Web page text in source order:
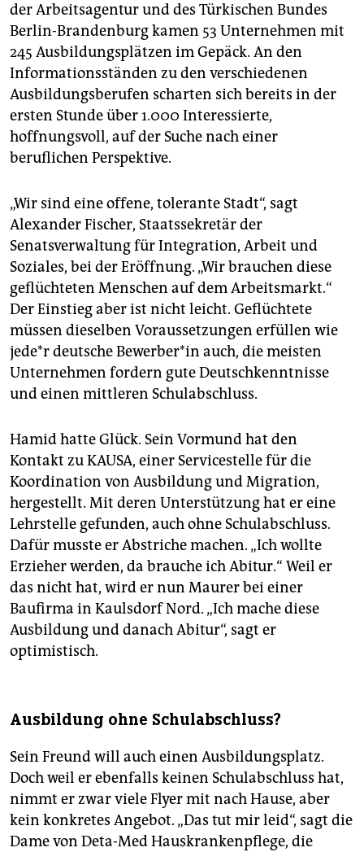
der Arbeitsagentur und des Türkischen Bundes
Berlin-Brandenburg kamen 53 Unternehmen mit
245 Ausbildungsplätzen im Gepäck. An den
Informationsständen zu den verschiedenen
Ausbildungsberufen scharten sich bereits in der
ersten Stunde über 1.000 Interessierte,
hoffnungsvoll, auf der Suche nach einer
beruflichen Perspektive.
„Wir sind eine offene, tolerante Stadt“, sagt
Alexander Fischer, Staatssekretär der
Senatsverwaltung für Integration, Arbeit und
Soziales, bei der Eröffnung. „Wir brauchen diese
geflüchteten Menschen auf dem Arbeitsmarkt.“
Der Einstieg aber ist nicht leicht. Geflüchtete
müssen dieselben Voraussetzungen erfüllen wie
jede*r deutsche Bewerber*in auch, die meisten
Unternehmen fordern gute Deutschkenntnisse
und einen mittleren Schulabschluss.
Hamid hatte Glück. Sein Vormund hat den
Kontakt zu KAUSA, einer Servicestelle für die
Koordination von Ausbildung und Migration,
hergestellt. Mit deren Unterstützung hat er eine
Lehrstelle gefunden, auch ohne Schulabschluss.
Dafür musste er Abstriche machen. „Ich wollte
Erzieher werden, da brauche ich Abitur.“ Weil er
das nicht hat, wird er nun Maurer bei einer
Baufirma in Kaulsdorf Nord. „Ich mache diese
Ausbildung und danach Abitur“, sagt er
optimistisch.
Ausbildung ohne Schulabschluss?
Sein Freund will auch einen Ausbildungsplatz.
Doch weil er ebenfalls keinen Schulabschluss hat,
nimmt er zwar viele Flyer mit nach Hause, aber
kein konkretes Angebot. „Das tut mir leid“, sagt die
Dame von Deta-Med Hauskrankenpflege, die